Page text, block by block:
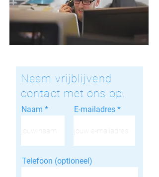
Neem vrijblijvend
contact met ons op.
Naam E-mailadres
Telefoon (optioneel)